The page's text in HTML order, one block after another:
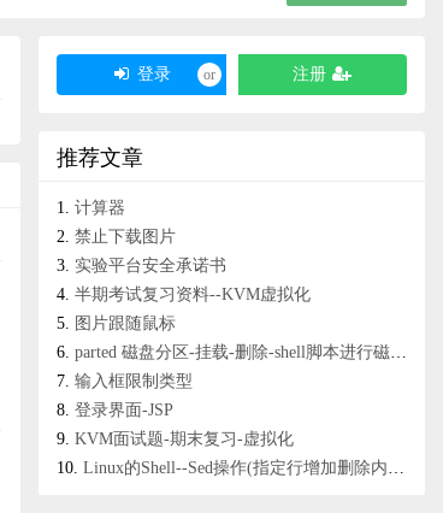
登录 注册
or
推荐文章
计算器
禁止下载图片
实验平台安全承诺书
半期考试复习资料--KVM虚拟化
图片跟随鼠标
parted 磁盘分区-挂载-删除-shell脚本进行磁盘分区
输入框限制类型
登录界面-JSP
KVM面试题-期末复习-虚拟化
Linux的Shell--Sed操作(指定行增加删除内容)